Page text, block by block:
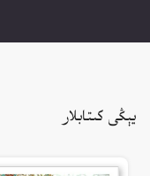
يېڭى كىتابلار